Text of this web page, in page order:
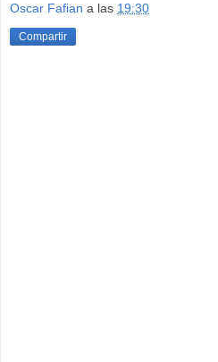
Oscar Fafian a las 19:30
Compartir